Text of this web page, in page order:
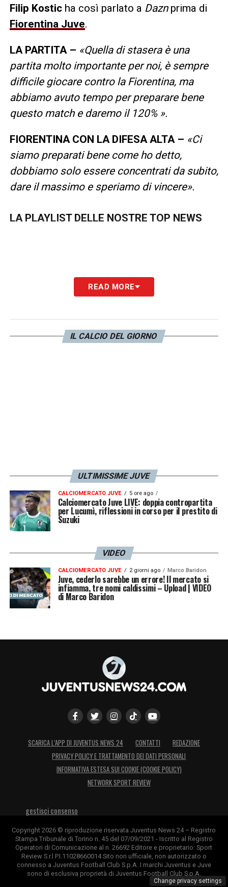
Filip Kosticha così parlato a Daznprima di
Fiorentina Juve.
LA PARTITA – «Quella di stasera è una
partita molto importante per noi, è sempre
difficile giocare contro la Fiorentina, ma
abbiamo avuto tempo per preparare bene
questo match e daremo il 120% ».
FIORENTINA CON LA DIFESA ALTA – «Ci
siamo preparati bene come ho detto,
dobbiamo solo essere concentrati da subito,
dare il massimo e speriamo di vincere».
LA PLAYLIST DELLE NOSTRE TOP NEWS
READ MORE
IL CALCIO DEL GIORNO
ULTIMISSIME JUVE
CALCIOMERCATO JUVE 5 ore ago
Calciomercato Juve LIVE: doppia contropartita
per Lucumì, riflessioni in corso per il prestito di
Suzuki
VIDEO
CALCIOMERCATO JUVE 2 giorni ago Marco Baridon
Juve, cederlo sarebbe un errore! Il mercato si
infiamma, tre nomi caldissimi – Upload | VIDEO
di Marco Baridon
SCARICA L’APP DI JUVENTUS NEWS 24 CONTATTI
REDAZIONE
PRIVACY POLICY E TRATTAMENTO DEI DATI PERSONALI
INFORMATIVA ESTESA SUI COOKIE (COOKIE POLICY)
NETWORK SPORT REVIEW
gestisci consenso
Copyright 2026 © riproduzione riservata Juventus News 24 – Registro
Stampa Tribunale di Torino n. 45 del 07/09/2021 - Iscritto al Registro
Operatori di Comunicazione al n. 26692 Editore e proprietario: Sport
Review S.r.l P.I.11028660014 Sito non ufficiale, non autorizzato o
connesso a Juventus Football Club S.p.A. I marchi Juventus e Juve
sono di esclusiva proprietà di Juventus Football Club S.p.A.
Change privacy settings